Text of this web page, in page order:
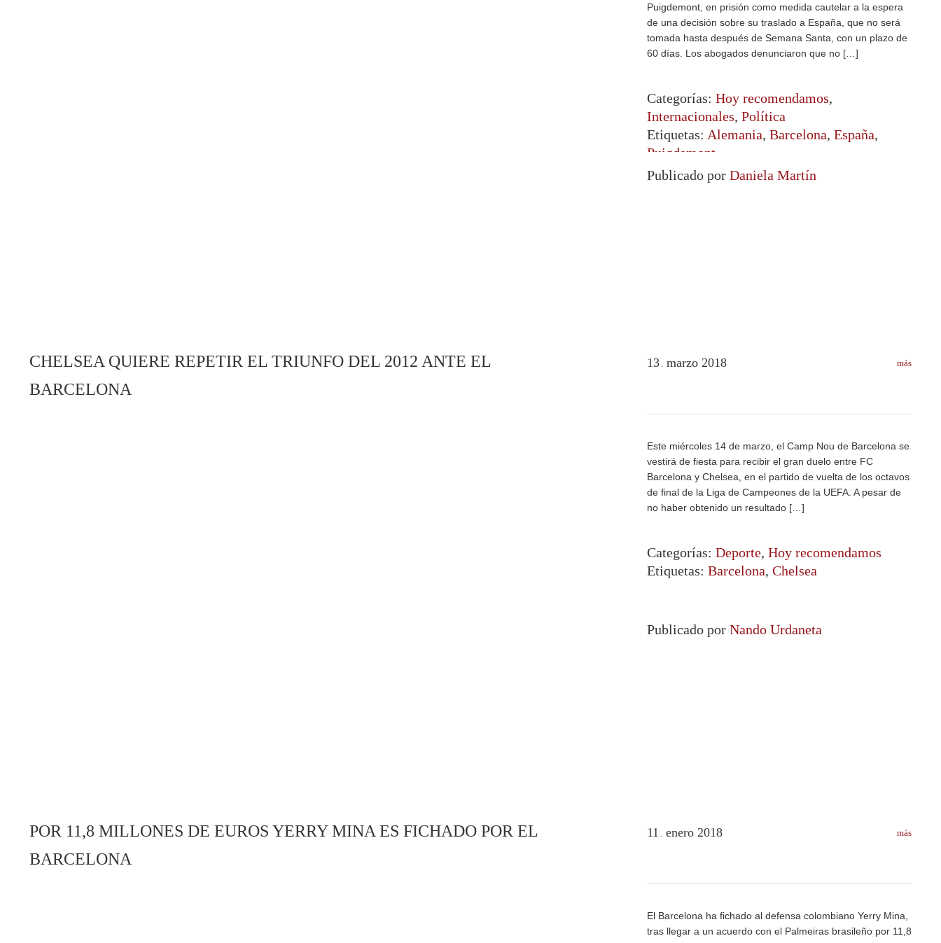
Puigdemont, en prisión como medida cautelar a la espera
de una decisión sobre su traslado a España, que no será
tomada hasta después de Semana Santa, con un plazo de
60 días. Los abogados denunciaron que no […]
Categorías: Hoy recomendamos,
Internacionales, Política
Etiquetas: Alemania, Barcelona, España,
Puigdemont
Publicado por Daniela Martín
CHELSEA QUIERE REPETIR EL TRIUNFO DEL 2012 ANTE EL
BARCELONA
13 marzo 2018
Este miércoles 14 de marzo, el Camp Nou de Barcelona se
vestirá de fiesta para recibir el gran duelo entre FC
Barcelona y Chelsea, en el partido de vuelta de los octavos
de final de la Liga de Campeones de la UEFA. A pesar de
no haber obtenido un resultado […]
más
Categorías: Deporte, Hoy recomendamos
Etiquetas: Barcelona, Chelsea
Publicado por Nando Urdaneta
POR 11,8 MILLONES DE EUROS YERRY MINA ES FICHADO POR EL
BARCELONA
11 enero 2018
El Barcelona ha fichado al defensa colombiano Yerry Mina,
tras llegar a un acuerdo con el Palmeiras brasileño por 11,8
más